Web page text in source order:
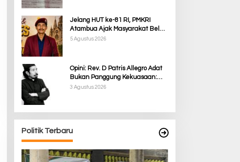
Jelang HUT ke-81 RI, PMKRI
Atambua Ajak Masyarakat Belu
Jaga Kamtibmas dan Tolak
5 Agustus 2026
Opini: Rev. D Patris Allegro Adat
Bukan Panggung Kekuasaan:
Membela Martabat Timor dari
3 Agustus 2026
Politik Terbaru